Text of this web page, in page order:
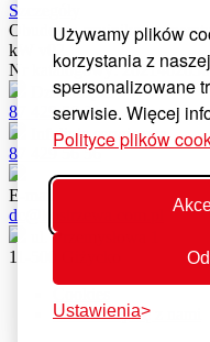
Używamy plików
korzystania z
spersonalizowane
serwisie. Więcej
Polityce plików
Ustawienia
Szczegóły
Obudowa czujnika
kW v02
Nr katalogowy:
Dział części
87 429 56 21
Infolinia serwisowa
87 429 56 56
E-mail
dc@kostrzewa.com.pl
ul. Przemysłowa 1
11-500 Giżycko
Skontaktuj się z nami